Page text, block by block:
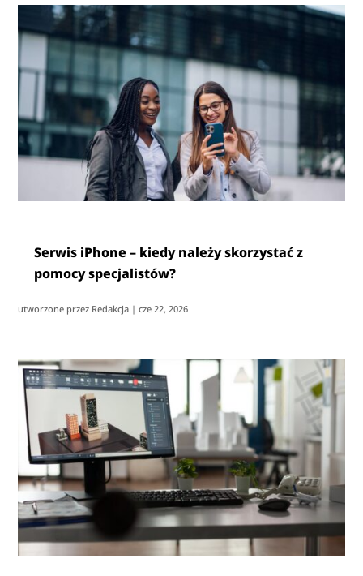
Serwis iPhone – kiedy należy skorzystać z
pomocy specjalistów?
utworzone przez Redakcja |cze 22, 2026